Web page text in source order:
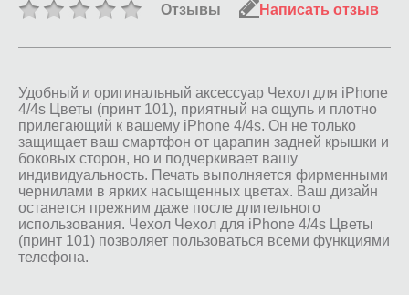
Отзывы Написать отзыв
Удобный и оригинальный аксессуар Чехол для iPhone
4/4s Цветы (принт 101), приятный на ощупь и плотно
прилегающий к вашему iPhone 4/4s. Он не только
защищает ваш смартфон от царапин задней крышки и
боковых сторон, но и подчеркивает вашу
индивидуальность. Печать выполняется фирменными
чернилами в ярких насыщенных цветах. Ваш дизайн
останется прежним даже после длительного
использования. Чехол Чехол для iPhone 4/4s Цветы
(принт 101) позволяет пользоваться всеми функциями
телефона.